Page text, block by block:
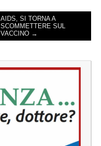
AIDS, SI TORNA A
SCOMMETTERE SUL
VACCINO →